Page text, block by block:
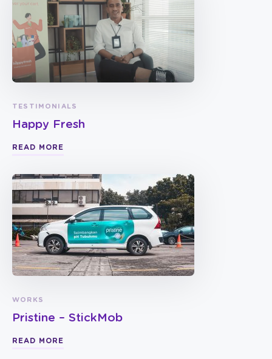
TESTIMONIALS
Happy Fresh
READ MORE
WORKS
Pristine – StickMob
READ MORE